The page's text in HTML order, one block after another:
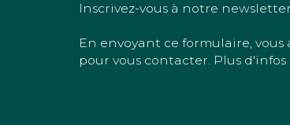
Inscrivez-vous à notre
En envoyant ce formulaire,
pour vous contacter. Plus